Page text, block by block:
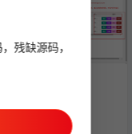
兑换 机器人
残缺源码，